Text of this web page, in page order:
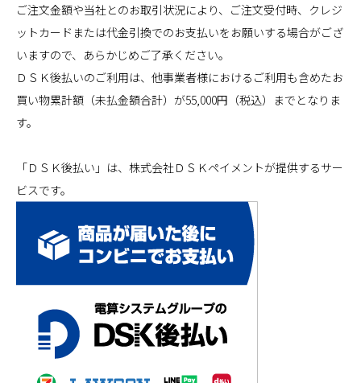
ご注文金額や当社とのお取引状況により、ご注文受付時、クレジ
ットカードまたは代金引換でのお支払いをお願いする場合がござ
いますので、あらかじめご了承ください。
ＤＳＫ後払いのご利用は、他事業者様におけるご利用も含めたお
買い物累計額（未払金額合計）が55,000円（税込）までとなりま
す。
「ＤＳＫ後払い」は、株式会社ＤＳＫペイメントが提供するサー
ビスです。